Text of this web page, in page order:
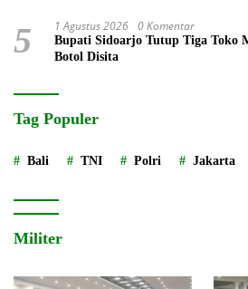
5 1 Agustus 2026 0 Komentar
Bupati Sidoarjo Tutup Tiga Toko
Botol Disita
Tag Populer
Bali TNI Polri Jakarta
Militer